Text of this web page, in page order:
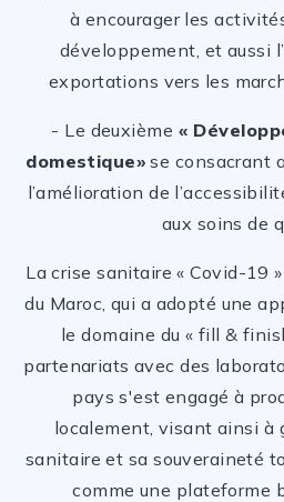
à encourager les
développement, et aussi
exportations vers les
- Le deuxième «
domestique» se consacrant
l’amélioration de
aux soins de
La crise sanitaire « Covid-19
du Maroc, qui a adopté une
le domaine du « fill &
partenariats avec des
pays s'est engagé à
localement, visant ainsi à
sanitaire et sa souveraineté
comme une plateforme